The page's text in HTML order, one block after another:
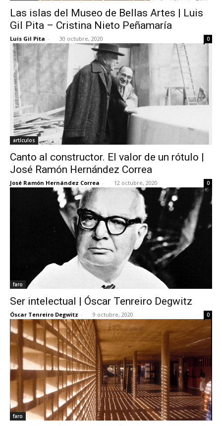
Las islas del Museo de Bellas Artes | Luis
Gil Pita – Cristina Nieto Peñamaría
Luis Gil Pita - 30 octubre, 2020 0
artículos
Canto al constructor. El valor de un rótulo |
José Ramón Hernández Correa
José Ramón Hernández Correa - 12 octubre, 2020 0
faro
Ser intelectual | Óscar Tenreiro Degwitz
Óscar Tenreiro Degwitz - 9 octubre, 2020 0
faro